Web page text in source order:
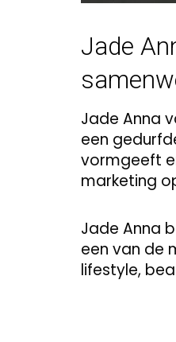
Jade
Jade Anna
een
vormgeeft
marketing
Jade Anna
een van de
lifestyle,